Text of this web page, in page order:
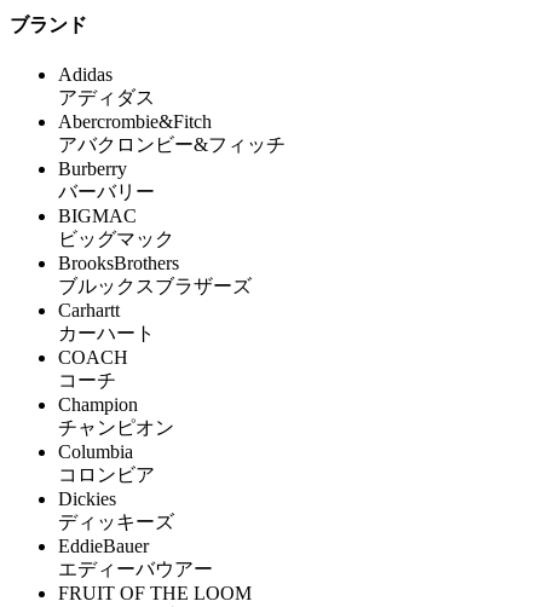
ブランド
Adidas
アディダス
Abercrombie&Fitch
アバクロンビー&フィッチ
Burberry
バーバリー
BIGMAC
ビッグマック
BrooksBrothers
ブルックスブラザーズ
Carhartt
カーハート
COACH
コーチ
Champion
チャンピオン
Columbia
コロンビア
Dickies
ディッキーズ
EddieBauer
エディーバウアー
FRUIT OF THE LOOM